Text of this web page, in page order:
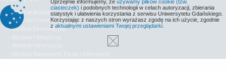
Wydział Biologii
Wydział Chemii
Wydział Ekonomiczny
Uprzejmie informujemy, że używamy plików cookie (tzw.
ciasteczek) i podobnych technologii w celach autoryzacji, zbierania
statystyk i ułatwienia korzystania z serwisu Uniwersytetu Gdańskiego.
Korzystając z naszych stron wyrażasz zgodę na ich użycie, zgodnie
z aktualnymi ustawieniami Twojej przeglądarki